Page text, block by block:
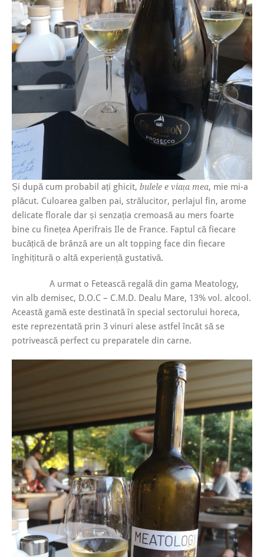
Și după cum probabil ați ghicit, bulele e viața mea, mie mi-a
plăcut. Culoarea galben pai, strălucitor, perlajul fin, arome
delicate florale dar și senzația cremoasă au mers foarte
bine cu finețea Aperifrais Ile de France. Faptul că fiecare
bucățică de brânză are un alt topping face din fiecare
înghițitură o altă experiență gustativă.
A urmat o Fetească regală din gama Meatology,
vin alb demisec, D.O.C – C.M.D. Dealu Mare, 13% vol. alcool.
Această gamă este destinată în special sectorului horeca,
este reprezentată prin 3 vinuri alese astfel încât să se
potrivească perfect cu preparatele din carne.